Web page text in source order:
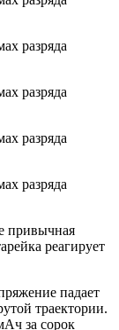
привычная
реагирует
падает
траектории.
за сорок